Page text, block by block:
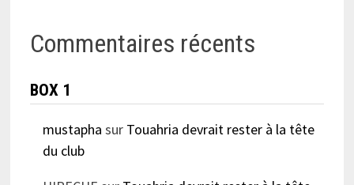
Commentaires récents
BOX 1
mustapha sur Touahria devrait rester à la tête
du club